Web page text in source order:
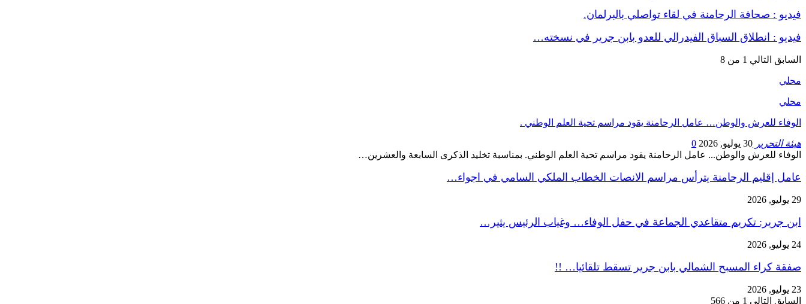
فيديو : صحافة الرحامنة في لقاء تواصلي بالبرلمان.
فيديو : انطلاق السباق الفيدرالي للعدو بابن جرير في نسخته…
السابق التالي 1 من 8
محلي
محلي
الوفاء للعرش والوطن… عامل الرحامنة يقود مراسم تحية العلم الوطني .
هيئة التحرير 30 يوليو, 2026
0
الوفاء للعرش والوطن... عامل الرحامنة يقود مراسم تحية العلم الوطني. بمناسبة تخليد الذكرى السابعة والعشرين…
عامل إقليم الرحامنة يترأس مراسم الانصات الخطاب الملكي السامي في اجواء…
29 يوليو, 2026
ابن جرير: تكريم متقاعدي الجماعة في حفل الوفاء… وغياب الرئيس يثير…
24 يوليو, 2026
صفقة كراء المسبح الشمالي بابن جرير تسقط تلقائيا… !!
23 يوليو, 2026
السابق التالي 1 من 566